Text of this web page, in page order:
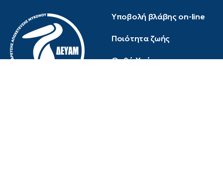
Υποβολή βλάβης on-line
Ποιότητα ζωής
Ορθή Χρήση